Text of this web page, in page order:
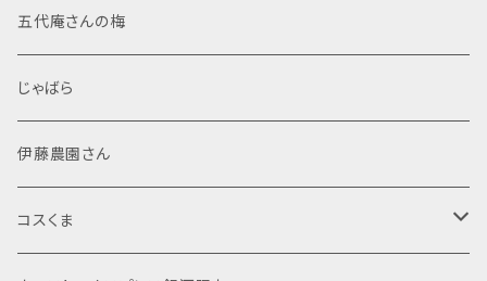
レトルト
海産物加工品
詰め合わせ
米
麦焼酎
般若心経
マスコット
文房具
般若心経
シール・ステッカー
線香
菓子
酒類
その他
五代庵さんの梅
じゃばら
伊藤農園さん
コスくま